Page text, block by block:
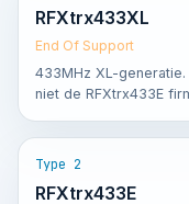
RFXtrx433XL
End Of Support
433MHz XL-
niet de RFXtrx433E
Type 2
RFXtrx433E